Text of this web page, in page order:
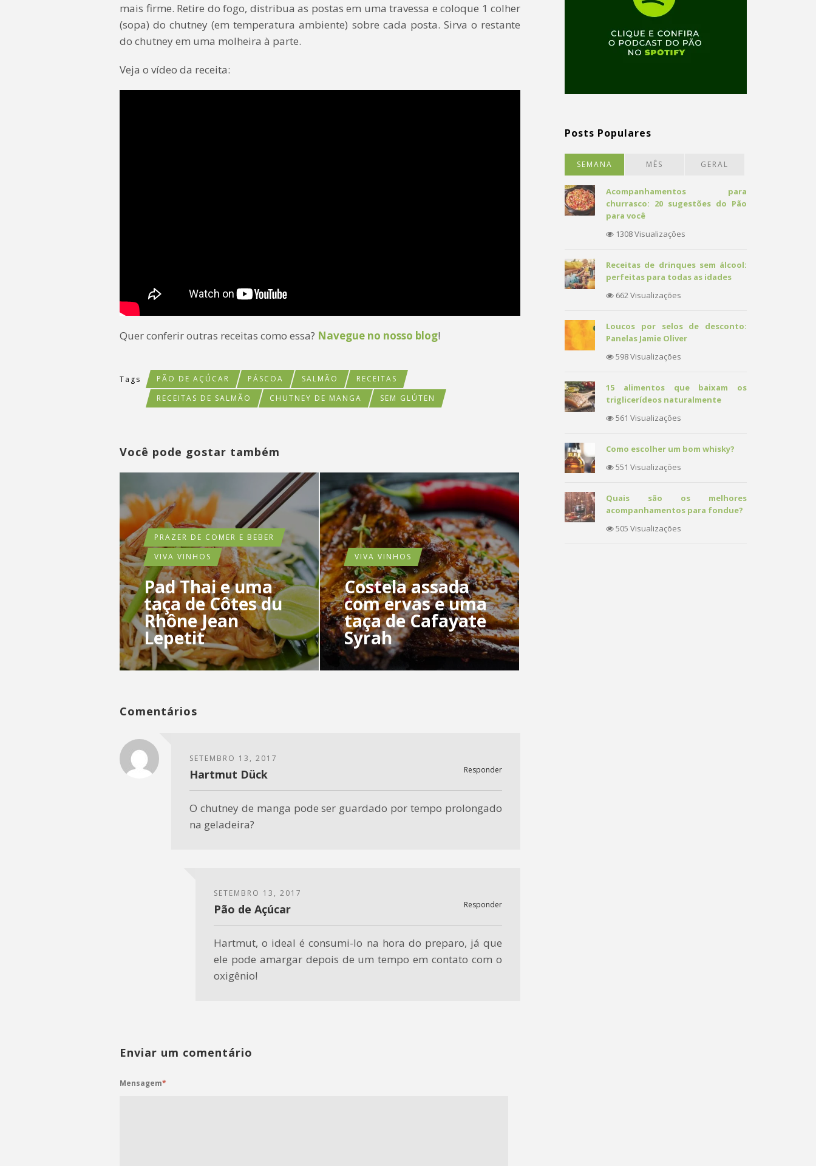
mais firme. Retire do fogo, distribua as postas em uma travessa e coloque 1 colher
(sopa) do chutney (em temperatura ambiente) sobre cada posta. Sirva o restante
do chutney em uma molheira à parte.
Veja o vídeo da receita:
Quer conferir outras receitas como essa? Navegue no nosso blog!
Tags PÃO DE AÇÚCAR PÁSCOA SALMÃO
RECEITAS
RECEITAS DE SALMÃO
CHUTNEY DE MANGA SEM GLÚTEN
Você pode gostar também
PRAZER DE COMER E BEBER
VIVA VINHOS
Pad Thai e uma
taça de Côtes du
Rhône Jean
Lepetit
VIVA VINHOS
Costela assada
com ervas e uma
taça de Cafayate
Syrah
Comentários
SETEMBRO 13, 2017
Responder
Hartmut Dück
O chutney de manga pode ser guardado por tempo prolongado
na geladeira?
SETEMBRO 13, 2017
Responder
Pão de Açúcar
Hartmut, o ideal é consumi-lo na hora do preparo, já que
ele pode amargar depois de um tempo em contato com o
oxigênio!
Enviar um comentário
Mensagem*
Posts Populares
SEMANA MÊS GERAL
Acompanhamentos para
churrasco: 20 sugestões do Pão
para você
1308 Visualizações
Receitas de drinques sem álcool:
perfeitas para todas as idades
662 Visualizações
Loucos por selos de desconto:
Panelas Jamie Oliver
598 Visualizações
15 alimentos que baixam os
triglicerídeos naturalmente
561 Visualizações
Como escolher um bom whisky?
551 Visualizações
Quais são os melhores
acompanhamentos para fondue?
505 Visualizações